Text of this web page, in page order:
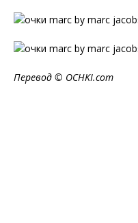
Перевод © OCHKI.com